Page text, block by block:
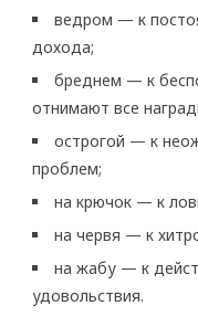
ведром — к
дохода;
бреднем — к
отнимают все
острогой — к
проблем;
на крючок — к
на червя — к
на жабу — к
удовольствия.